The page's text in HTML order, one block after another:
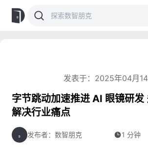
发表于：2025年04月14
字节跳动加速推进 AI 眼镜研发
解决行业痛点
发布者：数智朋克 1 分钟